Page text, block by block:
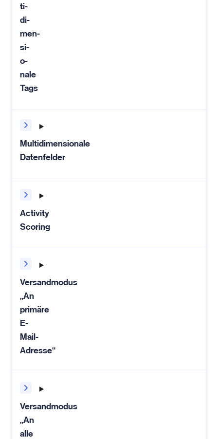
ti­
di­
men­
si­
o­
nale
Tags
Multidimensionale
Datenfelder
Activity
Scoring
Versandmodus
„An
primäre
E-
Mail-
Adresse“
Versandmodus
„An
alle